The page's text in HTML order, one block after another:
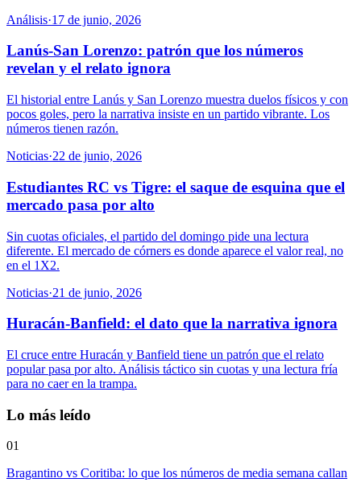
Análisis·17 de junio, 2026
Lanús-San Lorenzo: patrón que los números
revelan y el relato ignora
El historial entre Lanús y San Lorenzo muestra duelos físicos y con
pocos goles, pero la narrativa insiste en un partido vibrante. Los
números tienen razón.
Noticias·22 de junio, 2026
Estudiantes RC vs Tigre: el saque de esquina que el
mercado pasa por alto
Sin cuotas oficiales, el partido del domingo pide una lectura
diferente. El mercado de córners es donde aparece el valor real, no
en el 1X2.
Noticias·21 de junio, 2026
Huracán-Banfield: el dato que la narrativa ignora
El cruce entre Huracán y Banfield tiene un patrón que el relato
popular pasa por alto. Análisis táctico sin cuotas y una lectura fría
para no caer en la trampa.
Lo más leído
01
Bragantino vs Coritiba: lo que los números de media semana callan